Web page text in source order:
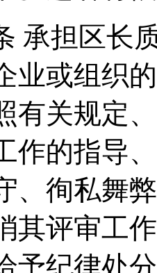
承担 区长
业或组织
有关规定
作的指导
、徇私舞
其评审工
予纪律处